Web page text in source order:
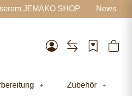
JEMAKO SHOP News
Zubehör